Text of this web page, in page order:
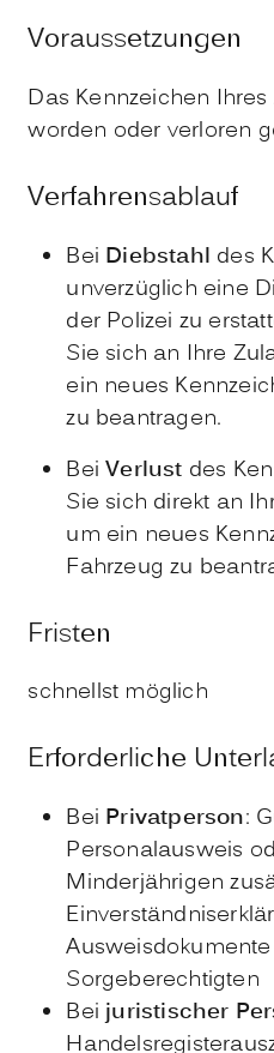
Voraussetzungen
Das Kennzeichen
worden oder verloren
Verfahrensablauf
Bei Diebstahl des
unverzüglich eine
der Polizei zu
Sie sich an Ihre
ein neues
zu beantragen.
BeiVerlust des
Sie sich direkt an
um ein neues
Fahrzeug zu
Fristen
schnellst möglich
Erforderliche
Bei Privatperson:
Personalausweis
Minderjährigen
Sorgeberechtigten
Bei juristischer